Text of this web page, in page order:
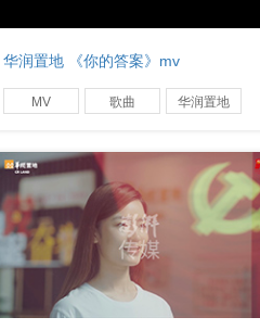
华润置地 《你的答案》mv
MV 歌曲 华润置地